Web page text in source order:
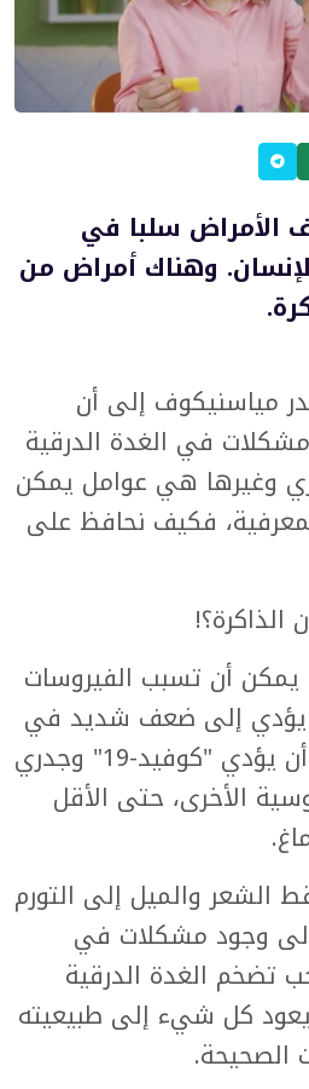
الأمراض سلبا في
وهناك أمراض من
مياسنيكوف إلى أن
في الغدة الدرقية
وغيرها هي عوامل يمكن
فكيف نحافظ على
الذاكرة؟!
يمكن أن تسبب الفيروسات
يؤدي إلى ضعف شديد في
الذاكرة. فمثلا يمكن أن يؤدي "كوفيد-19" وجدري
الأخرى، حتى الأقل
الشعر والميل إلى التورم
إلى وجود مشكلات في
تضخم الغدة الدرقية
كل شيء إلى طبيعيته
الصحيحة.